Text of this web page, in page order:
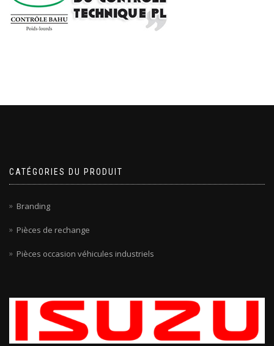
CATÉGORIES DU PRODUIT
Branding
Pièces de rechange
Pièces occasion véhicules industriels